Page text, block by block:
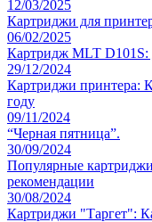
12/03/2025
Картриджи для
06/02/2025
Картридж MLT D101S:
29/12/2024
Картриджи принтера:
году
09/11/2024
“Черная пятница”.
30/09/2024
Популярные
рекомендации
30/08/2024
Картриджи "Таргет":